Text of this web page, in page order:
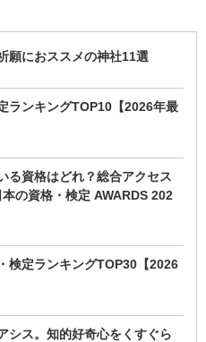
願におススメの神社11選
ランキングTOP10【2026年最
る資格はどれ？総合アクセス
の資格・検定 AWARDS 202
検定ランキングTOP30【2026
シス。知的好奇心をくすぐら